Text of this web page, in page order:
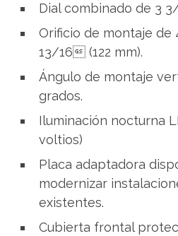
Dial combinado de 3
Orificio de montaje de
13/16 (122 mm).
Ángulo de montaje
grados.
Iluminación nocturna
voltios)
Placa adaptadora
modernizar
existentes.
Cubierta frontal